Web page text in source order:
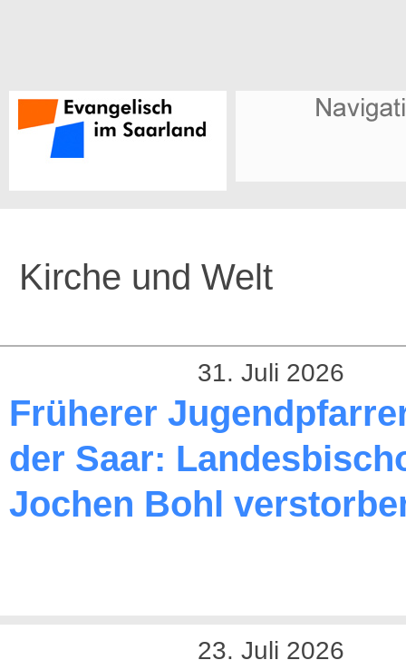
Kirche und Welt
31. Juli 2026
Früherer
der Saar:
Jochen Bohl
23. Juli 2026